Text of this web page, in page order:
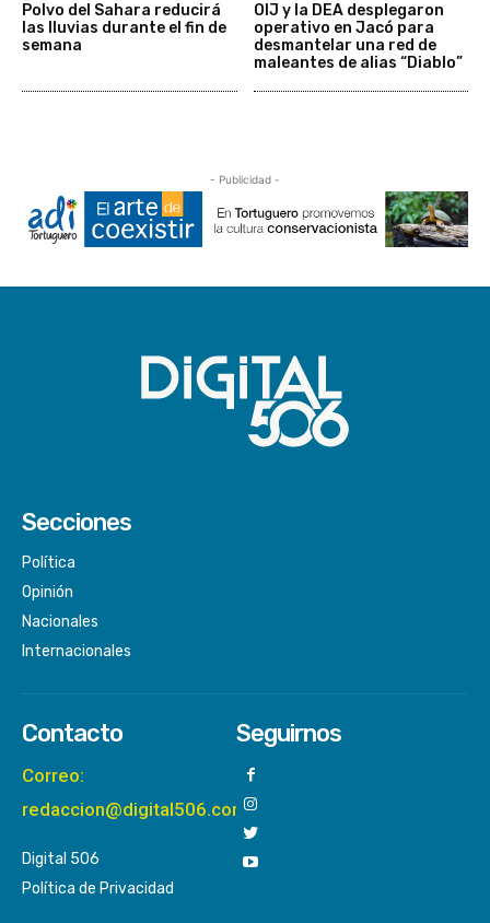
Polvo del Sahara reducirá
las lluvias durante el fin de
semana
OIJ y la DEA desplegaron
operativo en Jacó para
desmantelar una red de
maleantes de alias “Diablo”
- Publicidad -
Secciones
Política
Opinión
Nacionales
Internacionales
Contacto
Correo:
redaccion@digital506.com
Digital 506
Política de Privacidad
Seguirnos